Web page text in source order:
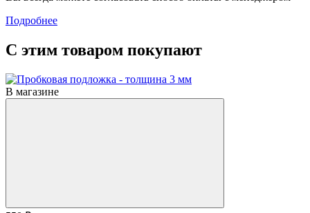
Подробнее
С этим товаром покупают
В магазине